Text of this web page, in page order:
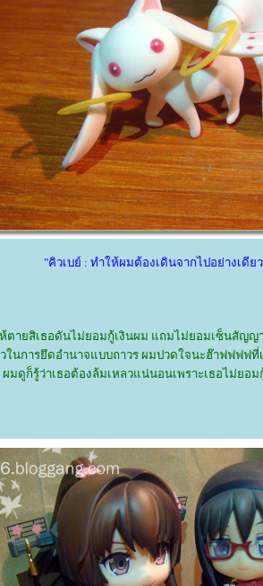
"คิวเบย์ : ทำให้ผมต้องเดินจากไปอย่างเดีย
ห้ตายสิเธอดันไม่ยอมกู้เงินผม แถมไม่ยอมเซ็นสัญญ
วในการยึดอำนาจแบบถาวร ผมปวดใจนะฮ๊าฟฟฟฟ
มดูก็รู้ว่าเธอต้องล้มเหลวแน่นอนเพราะเธอไม่ยอม